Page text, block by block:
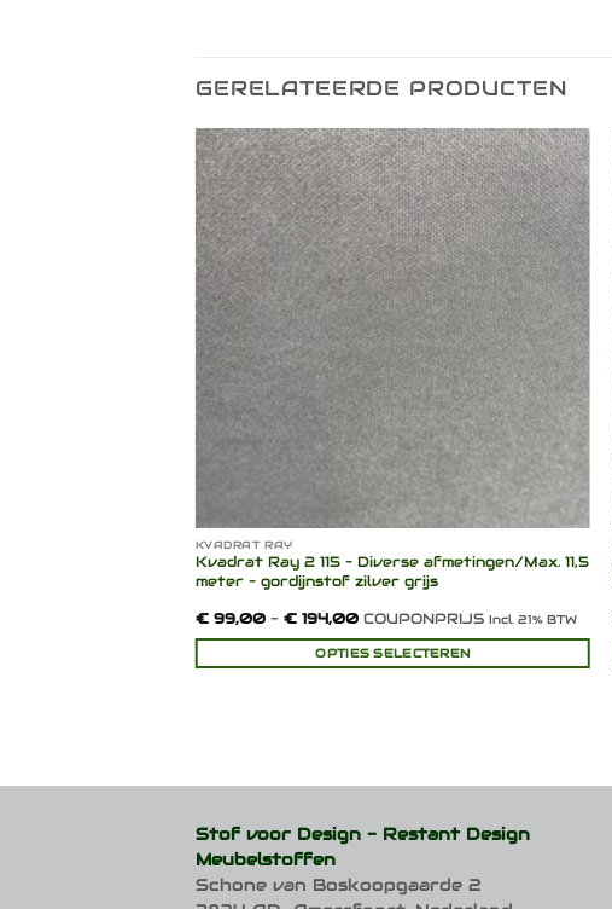
GERELATEERDE PRODUCTEN
Toevoegen
aan
verlanglijst
KVADRAT RAY
Kvadrat Ray 2 115 – Diverse afmetingen/Max. 11,5
meter – gordijnstof zilver grijs
€99,00 - €194,00Prijsklasse:
tot
€ 194,00
COUPONPRIJS Incl. 21% BTW
OPTIES SELECTEREN
kan
gekozen
worden
Stof voor Design - Restant Design
Meubelstoffen
Schone van Boskoopgaarde 2